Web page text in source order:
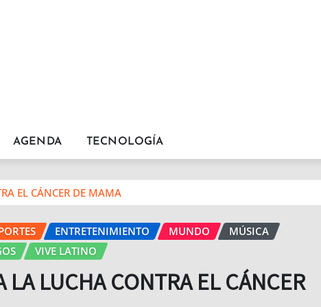
AGENDA TECNOLOGÍA
EL CÁNCER DE MAMA
ENTRETENIMIENTO MUNDO
MÚSICA
VIVE LATINO
LUCHA CONTRA EL CÁNCER